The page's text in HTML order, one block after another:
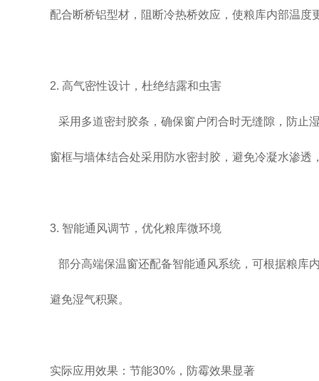
配合断桥铝型材，阻断冷热桥效应，使粮库内部温度
2. 高气密性设计，杜绝结露和虫害
采用多道密封胶条，确保窗户闭合时无缝隙，防止
窗框与墙体结合处采用防水密封胶，避免冷凝水渗透
3. 智能通风调节，优化粮库微环境
部分高端保温窗还配备智能通风系统，可根据粮库
避免湿气积聚。
实际应用效果：节能30%，防霉效果显著